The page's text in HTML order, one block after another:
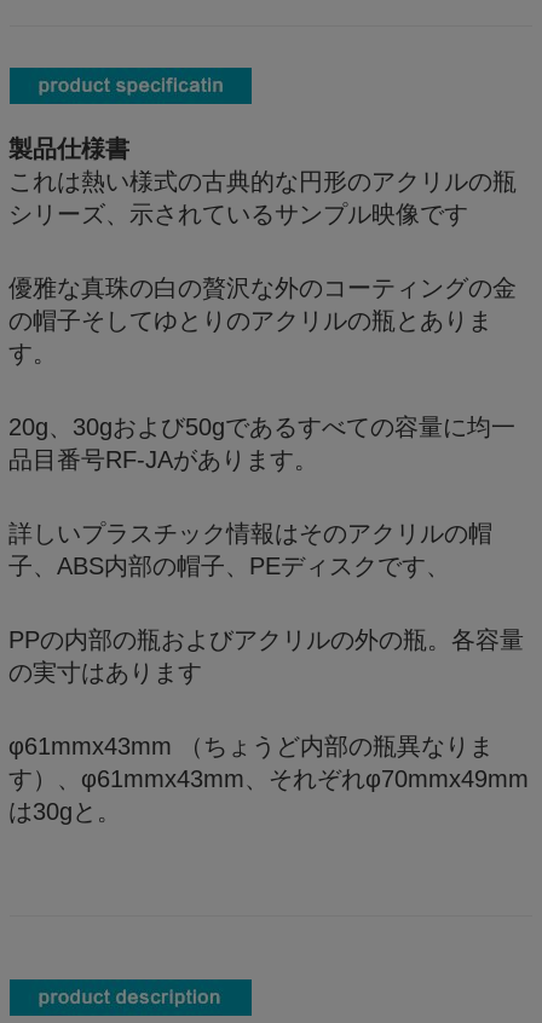
製品仕様書
これは熱い様式の古典的な円形のアクリルの瓶
シリーズ、示されているサンプル映像です
優雅な真珠の白の贅沢な外のコーティングの金
の帽子そしてゆとりのアクリルの瓶とありま
す。
20g、30gおよび50gであるすべての容量に均一
品目番号RF-JAがあります。
詳しいプラスチック情報はそのアクリルの帽
子、ABS内部の帽子、PEディスクです、
PPの内部の瓶およびアクリルの外の瓶。各容量
の実寸はあります
φ61mmx43mm （ちょうど内部の瓶異なりま
す）、φ61mmx43mm、それぞれφ70mmx49mm
は30gと。